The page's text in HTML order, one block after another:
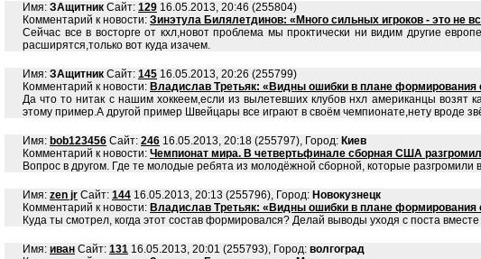
Имя: ЗАщитник Сайт: 129 16.05.2013, 20:46 (255804)
Комментарий к новости: Зинэтула Билялетдинов: «Много сильных игроков - это не
Сейчас все в восторге от кхл,новот проблема мы проктически ни видим другие
расширятся,только вот куда изачем.
Имя: ЗАщитник Сайт: 145 16.05.2013, 20:26 (255799)
Комментарий к новости: Владислав Третьяк: «Видны ошибки в плане формирования
Да что то нитак с нашим хоккеем,если из вылетевших клубов нхл американцы
этому пример.А другой пример Швейцары все играют в своём чемпионате,нету вроде
Имя: bob123456 Сайт: 246 16.05.2013, 20:18 (255797), Город: Киев
Комментарий к новости: Чемпионат мира. В четвертьфинале сборная США
Вопрос в другом. Где те молодые ребята из молодёжной сборной, которые
Имя: zen jr Сайт: 144 16.05.2013, 20:13 (255796), Город: Новокузнецк
Комментарий к новости: Владислав Третьяк: «Видны ошибки в плане формирования
Куда ты смотрел, когда этот состав формировался? Делай выводы уходя с поста
Имя: иван Сайт: 131 16.05.2013, 20:01 (255793), Город: волгоград